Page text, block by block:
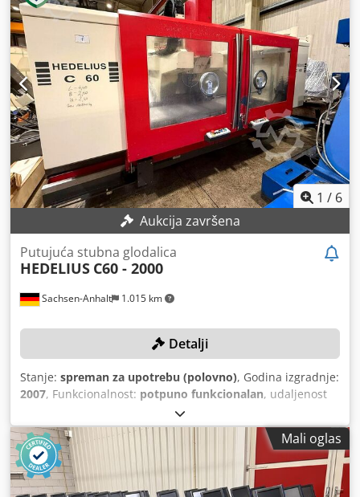
1 / 6
Aukcija završena
Sachsen-Anhalt 1.015 km
Putujuća stubna glodalica
HEDELIUS C60 - 2000
Detalji
Stanje: spreman za upotrebu (polovno), Godina izgradnje:
2007, Funkcionalnost: potpuno funkcionalan, udaljenost
, Y osi hod:
Z-osi:520 mm, maksimalna težina obratka:2.000 kg,
model kontrolera:
Heidenhain iTNC 530 Mali oglas